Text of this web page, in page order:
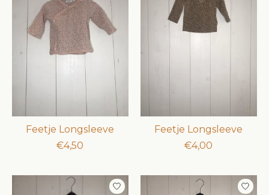
Feetje Longsleeve
€4,50
Feetje Longsleeve
€4,00